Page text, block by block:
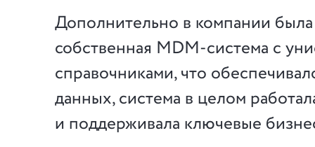
Дополнительно в компании была
собственная MDM-система с
справочниками, что
данных, система в целом
и поддерживала ключевые